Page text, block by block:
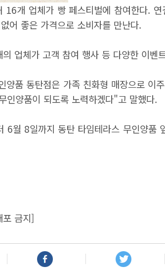
개 업체가 빵 페스티벌에 참여한다.
어 좋은 가격으로 소비자를 만난다.
업체가 고객 참여 행사 등 다양한 이벤
품 동탄점은 가족 친화형 매장으로 이
양품이 되도록 노력하겠다"고 말했다.
6월 8일까지 동탄 타임테라스 무인양
금지]